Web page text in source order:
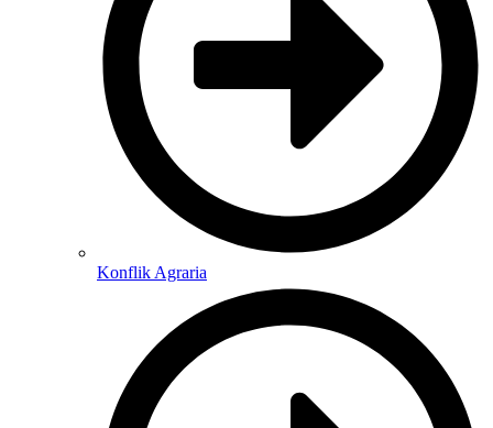
Konflik Agraria